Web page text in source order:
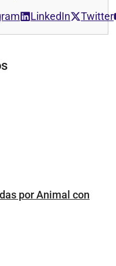
LinkedIn Twitter
por Animal con